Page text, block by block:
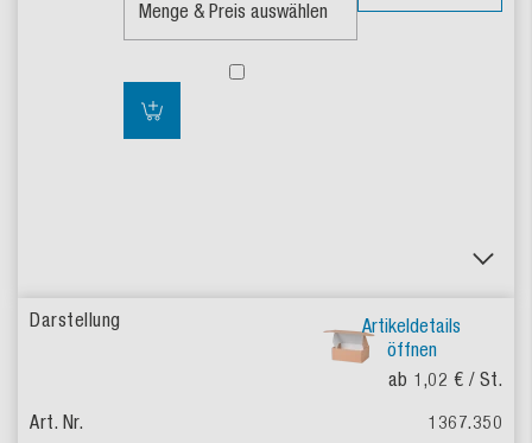
Artikeldetails
öffnen
ab 1,02 € / St.
1367.350